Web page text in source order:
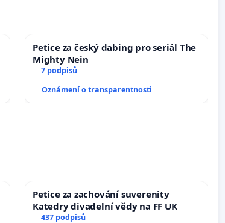
Petice za český dabing pro seriál The
Mighty Nein
7 podpisů
Oznámení o transparentnosti
Petice za zachování suverenity
Katedry divadelní vědy na FF UK
437 podpisů